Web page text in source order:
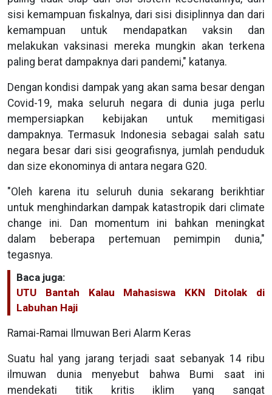
sisi kemampuan fiskalnya, dari sisi disiplinnya dan dari
kemampuan untuk mendapatkan vaksin dan
melakukan vaksinasi mereka mungkin akan terkena
paling berat dampaknya dari pandemi," katanya.
Dengan kondisi dampak yang akan sama besar dengan
Covid-19, maka seluruh negara di dunia juga perlu
mempersiapkan kebijakan untuk memitigasi
dampaknya. Termasuk Indonesia sebagai salah satu
negara besar dari sisi geografisnya, jumlah penduduk
dan size ekonominya di antara negara G20.
"Oleh karena itu seluruh dunia sekarang berikhtiar
untuk menghindarkan dampak katastropik dari climate
change ini. Dan momentum ini bahkan meningkat
dalam beberapa pertemuan pemimpin dunia,"
tegasnya.
Baca juga:
UTU Bantah Kalau Mahasiswa KKN Ditolak di
Labuhan Haji
Ramai-Ramai Ilmuwan Beri Alarm Keras
Suatu hal yang jarang terjadi saat sebanyak 14 ribu
ilmuwan dunia menyebut bahwa Bumi saat ini
mendekati titik kritis iklim yang sangat